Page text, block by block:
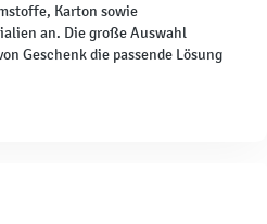
Karton sowie
an. Die große Auswahl
Geschenk die passende Lösung